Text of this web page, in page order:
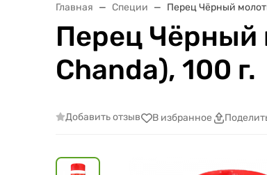
Главная Специи Перец Чёрный
Перец Чёрный
Chanda), 100 г.
Добавить отзыв В избранное